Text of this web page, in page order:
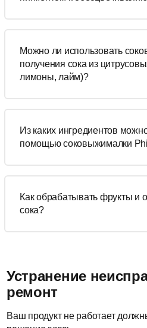
Можно ли использовать
получения сока из
лимоны, лайм)?
Из каких ингредиентов
помощью соковыжималки
Как обрабатывать фрукты
сока?
Устранение
ремонт
Ваш продукт не работает